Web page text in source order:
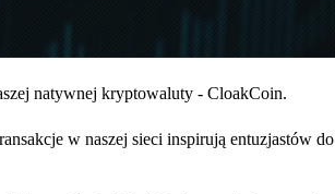
natywnej kryptowaluty - CloakCoin.
w naszej sieci inspirują entuzjastów do